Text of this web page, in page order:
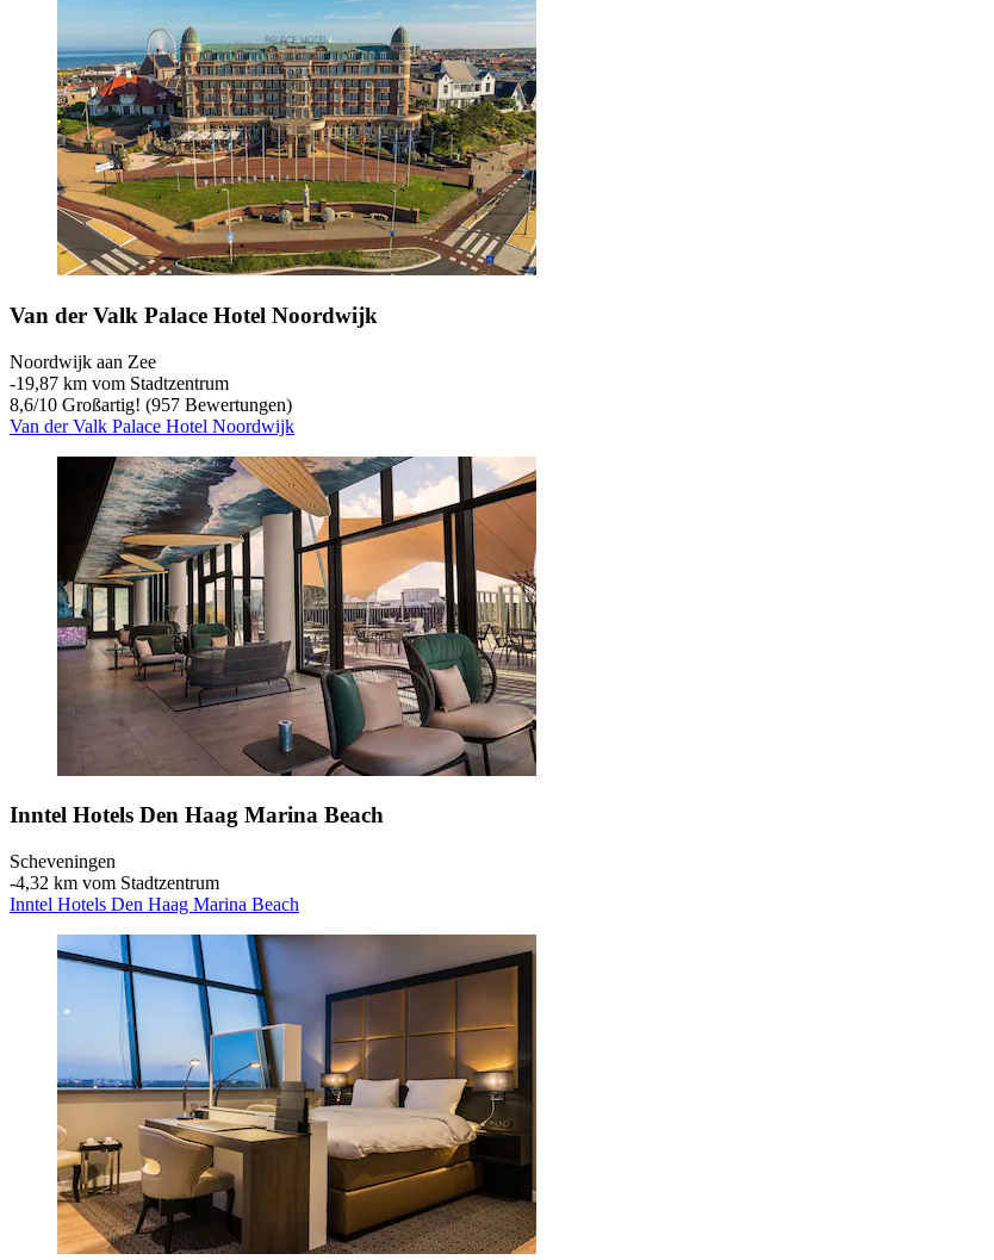
Van der Valk Palace Hotel Noordwijk
Noordwijk aan Zee
‐19,87 km vom Stadtzentrum
8,6/10 Großartig! (957 Bewertungen)
Van der Valk Palace Hotel Noordwijk
Inntel Hotels Den Haag Marina Beach
Scheveningen
‐4,32 km vom Stadtzentrum
Inntel Hotels Den Haag Marina Beach